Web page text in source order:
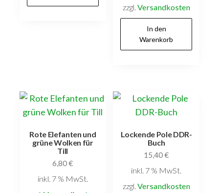
zzgl. Versandkosten
In den
Warenkorb
Rote Elefanten und
grüne Wolken für
Till
6,80€
inkl. 7 % MwSt.
Lockende Pole DDR-
Buch
15,40€
inkl. 7 % MwSt.
zzgl. Versandkosten